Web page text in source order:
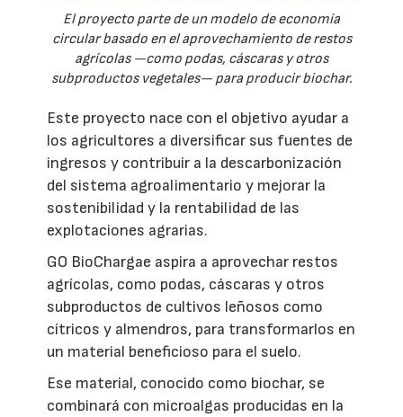
El proyecto parte de un modelo de economía
circular basado en el aprovechamiento de restos
agrícolas —como podas, cáscaras y otros
subproductos vegetales— para producir biochar.
Este proyecto nace con el objetivo ayudar a
los agricultores a diversificar sus fuentes de
ingresos y contribuir a la descarbonización
del sistema agroalimentario y mejorar la
sostenibilidad y la rentabilidad de las
explotaciones agrarias.
GO BioChargae aspira a aprovechar restos
agrícolas, como podas, cáscaras y otros
subproductos de cultivos leñosos como
cítricos y almendros, para transformarlos en
un material beneficioso para el suelo.
Ese material, conocido como biochar, se
combinará con microalgas producidas en la